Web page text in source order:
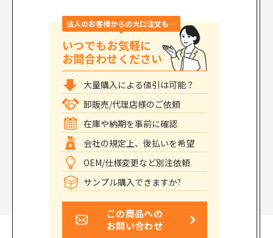
法人のお客様からの大口注文も…
いつでもお気軽に
お問合わせください
大量購入による値引は可能？
卸販売/代理店様のご依頼
在庫や納期を事前に確認
会社の規定上、後払いを希望
OEM/仕様変更など別注依頼
サンプル購入できますか?
この商品への
お問い合わせ